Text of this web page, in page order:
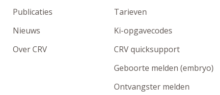
Publicaties
Nieuws
Over CRV
Tarieven
Ki-opgavecodes
CRV quicksupport
Geboorte melden (embryo)
Ontvangster melden